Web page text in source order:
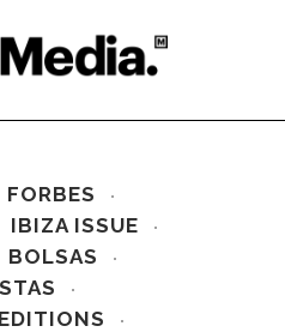
FORBES
IBIZA ISSUE
BOLSAS